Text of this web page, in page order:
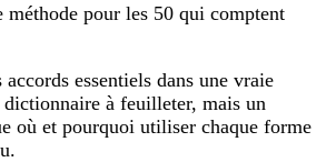
méthode pour les 50 qui comptent
essentiels dans une vraie
à feuilleter, mais un
où et pourquoi utiliser chaque forme